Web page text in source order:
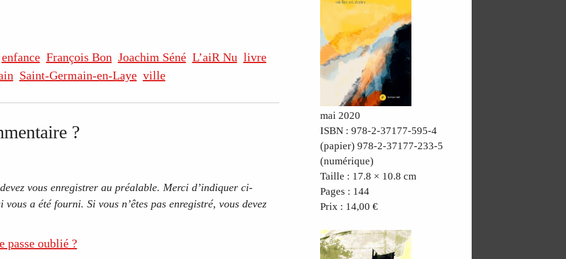
enfance François Bon Joachim Séné L’aiR Nu livre
Saint-Germain-en-Laye ville
?
vous enregistrer au préalable. Merci d’indiquer ci-
a été fourni. Si vous n’êtes pas enregistré, vous devez
passe oublié ?
mai 2020
ISBN : 978-2-37177-595-4
(papier) 978-2-37177-233-5
(numérique)
Taille : 17.8 × 10.8 cm
Pages : 144
Prix : 14,00 €